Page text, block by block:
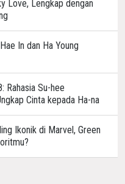
Love, Lengkap dengan
In dan Ha Young
Rahasia Su-hee
Cinta kepada Ha-na
Ikonik di Marvel, Green